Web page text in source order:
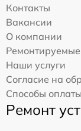
Контакты
Вакансии
О компании
Наши услуги
Согласие на
Способы оплаты
Ремонт